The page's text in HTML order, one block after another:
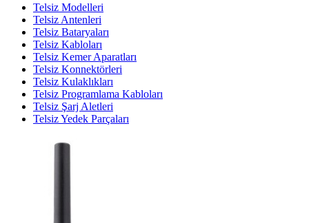
Telsiz Modelleri
Telsiz Antenleri
Telsiz Bataryaları
Telsiz Kabloları
Telsiz Kemer Aparatları
Telsiz Konnektörleri
Telsiz Kulaklıkları
Telsiz Programlama Kabloları
Telsiz Şarj Aletleri
Telsiz Yedek Parçaları